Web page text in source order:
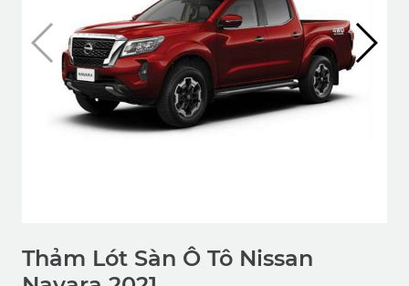
Thảm Lót Sàn Ô Tô Nissan